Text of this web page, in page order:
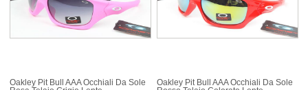
Oakley Pit Bull AAA Occhiali Da Sole
Oakley Pit Bull AAA Occhiali Da Sole